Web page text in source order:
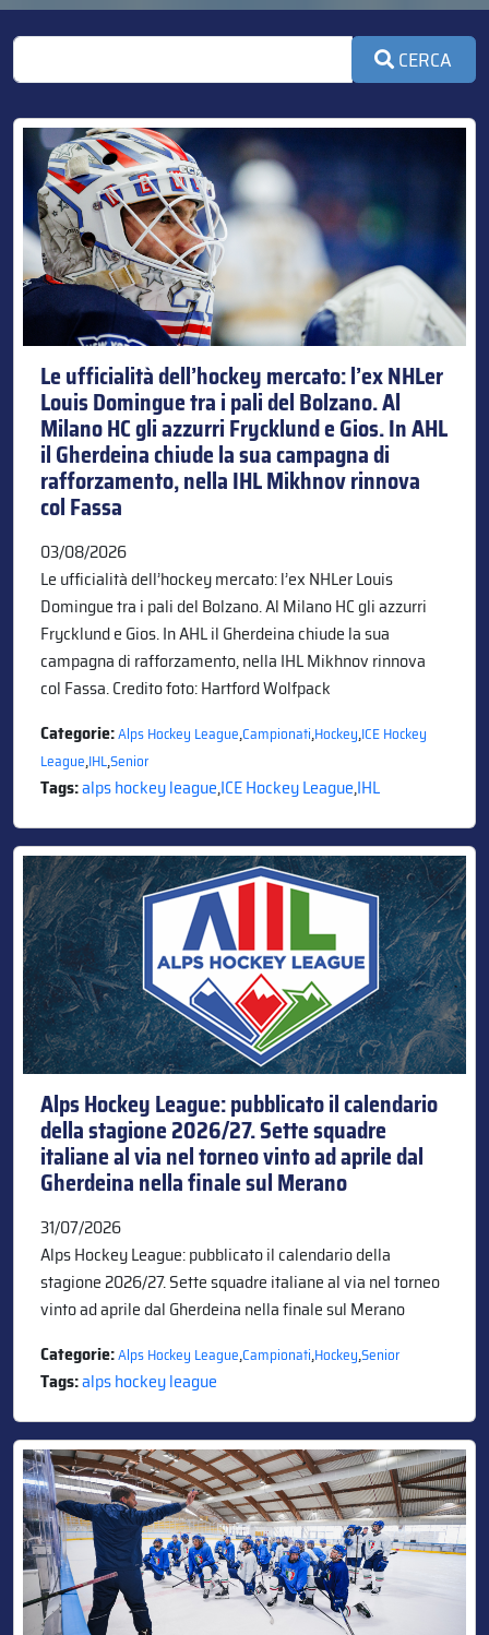
CERCA
Le ufficialità dell’hockey mercato: l’ex NHLer
Louis Domingue tra i pali del Bolzano. Al
Milano HC gli azzurri Frycklund e Gios. In AHL
il Gherdeina chiude la sua campagna di
rafforzamento, nella IHL Mikhnov rinnova
col Fassa
03/08/2026
Le ufficialità dell’hockey mercato: l’ex NHLer Louis
Domingue tra i pali del Bolzano. Al Milano HC gli azzurri
Frycklund e Gios. In AHL il Gherdeina chiude la sua
campagna di rafforzamento, nella IHL Mikhnov rinnova
col Fassa. Credito foto: Hartford Wolfpack
Categorie:Alps Hockey League,Campionati,Hockey,ICE Hockey
League,IHL,Senior
Tags:alps hockey league,ICE Hockey League,IHL
Alps Hockey League: pubblicato il calendario
della stagione 2026/27. Sette squadre
italiane al via nel torneo vinto ad aprile dal
Gherdeina nella finale sul Merano
31/07/2026
Alps Hockey League: pubblicato il calendario della
stagione 2026/27. Sette squadre italiane al via nel torneo
vinto ad aprile dal Gherdeina nella finale sul Merano
Categorie:Alps Hockey League,Campionati,Hockey,Senior
Tags:alps hockey league